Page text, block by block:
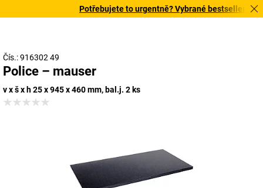
Potřebujete to urgentně? Vybrané bestsellery
Čís.: 916302 49
Police – mauser
v x š x h 25 x 945 x 460 mm, bal.j. 2 ks